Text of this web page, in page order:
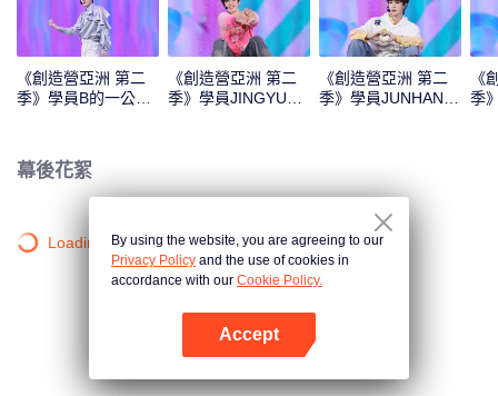
《創造營亞洲 第二
季》學員B的一公直
《創造營亞洲 第二
季》學員JINGYU的
《創造營亞洲 第二
季》學員JUNHAN的
《
季
幕後花絮
Loading…By using the website, you are agreeing to our
Privacy Policy and the use of cookies in
accordance with our Cookie Policy.
Accept